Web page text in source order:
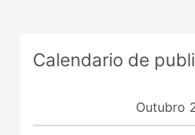
Calendario de
Outubro